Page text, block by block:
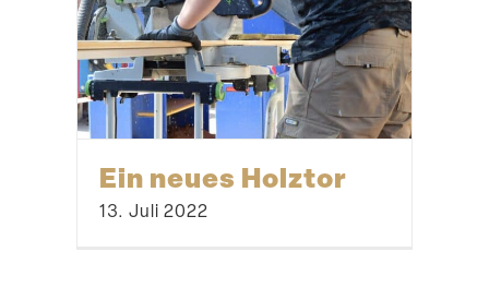
Ein neues Holztor
13. Juli 2022